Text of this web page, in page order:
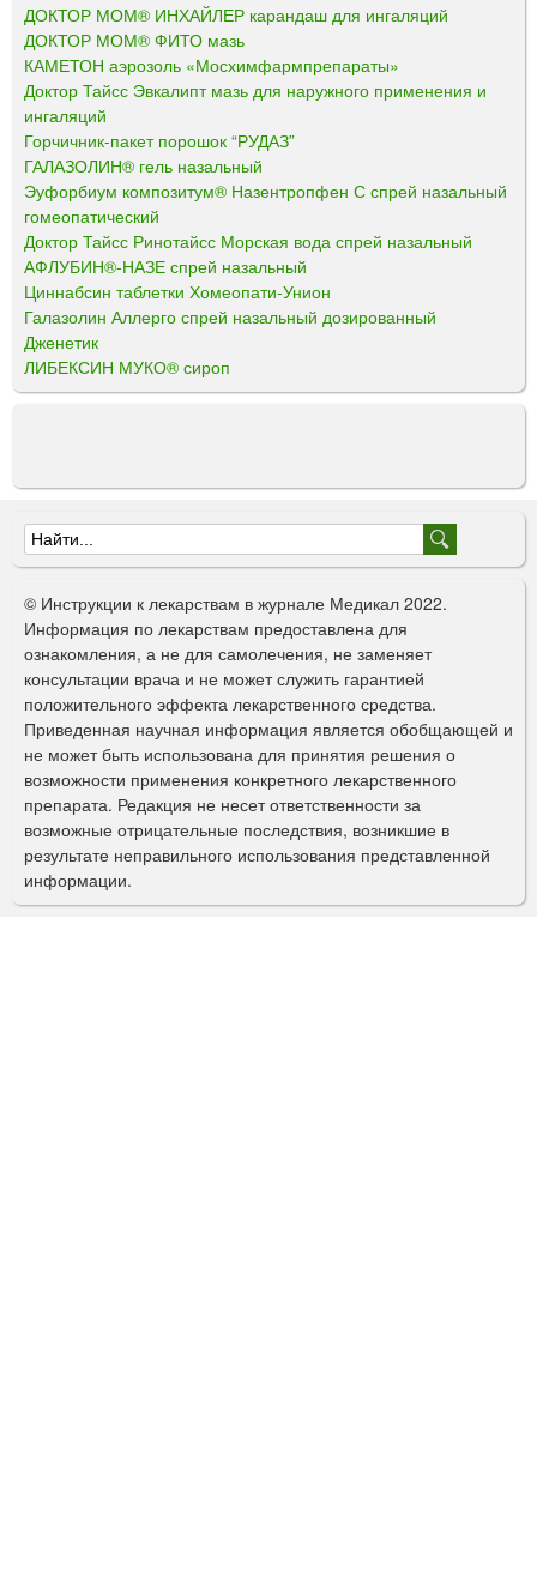
ДОКТОР МОМ® ИНХАЙЛЕР карандаш для ингаляций
ДОКТОР МОМ® ФИТО мазь
КАМЕТОН аэрозоль «Мосхимфармпрепараты»
Доктор Тайсс Эвкалипт мазь для наружного применения и
ингаляций
Горчичник-пакет порошок “РУДАЗ”
ГАЛАЗОЛИН® гель назальный
Эуфорбиум композитум® Назентропфен С спрей назальный
гомеопатический
Доктор Тайсс Ринотайсс Морская вода спрей назальный
АФЛУБИН®-НАЗЕ спрей назальный
Циннабсин таблетки Хомеопати-Унион
Галазолин Аллерго спрей назальный дозированный
Дженетик
ЛИБЕКСИН МУКО® сироп
Ф
о
р
м
а
п
о
и
с
к
© Инструкции к лекарствам в журнале Медикал 2022.
Информация по лекарствам предоставлена для
ознакомления, а не для самолечения, не заменяет
консультации врача и не может служить гарантией
положительного эффекта лекарственного средства.
Приведенная научная информация является обобщающей и
не может быть использована для принятия решения о
возможности применения конкретного лекарственного
препарата. Редакция не несет ответственности за
возможные отрицательные последствия, возникшие в
результате неправильного использования представленной
информации.